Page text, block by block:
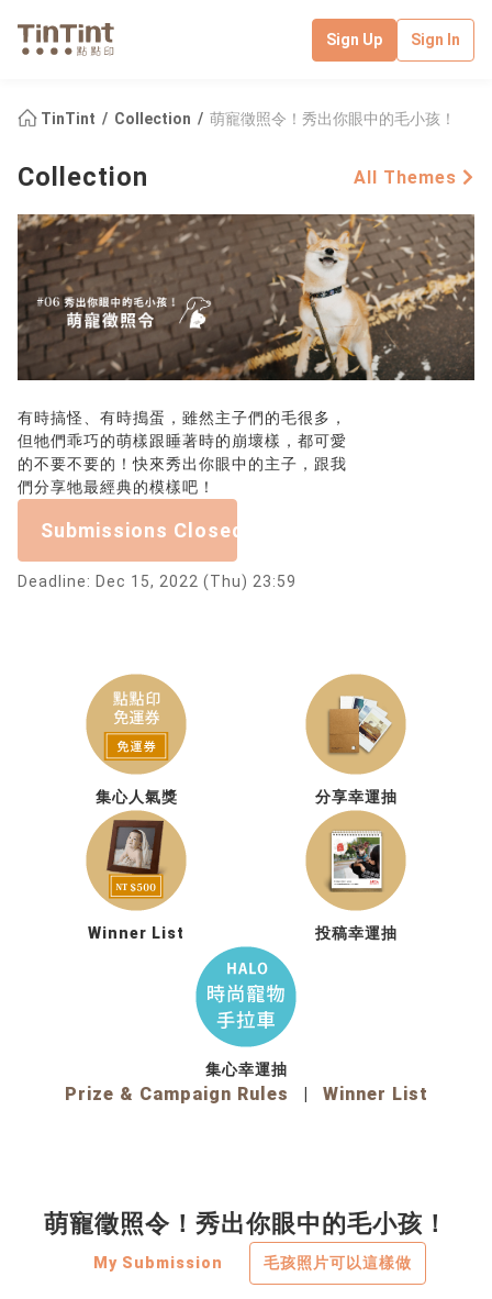
Sign Up Sign In
TinTint Collection 萌寵徵照令！秀出你眼中的毛小孩！
Collection All Themes
有時搞怪、有時搗蛋，雖然主子們的毛很多，
但牠們乖巧的萌樣跟睡著時的崩壞樣，都可愛
的不要不要的！快來秀出你眼中的主子，跟我
們分享牠最經典的模樣吧！
Submissions Closed
Deadline: Dec 15, 2022 (Thu) 23:59
Prize & Campaign Rules | Winner List
集心人氣獎 分享幸運抽
Winner List 投稿幸運抽
集心幸運抽
萌寵徵照令！秀出你眼中的毛小孩！
My Submission 毛孩照片可以這樣做